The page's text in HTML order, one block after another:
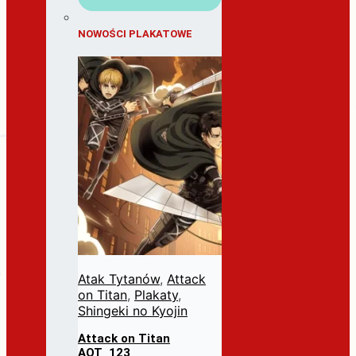
NOWOŚCI PLAKATOWE
Atak Tytanów, Attack
on Titan, Plakaty,
Shingeki no Kyojin
Attack on Titan
AOT_123